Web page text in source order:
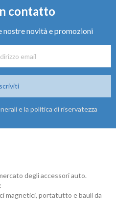
contatto
nostre novità e promozioni
e la politica di riservatezza
degli accessori auto.
magnetici, portatutto e bauli da